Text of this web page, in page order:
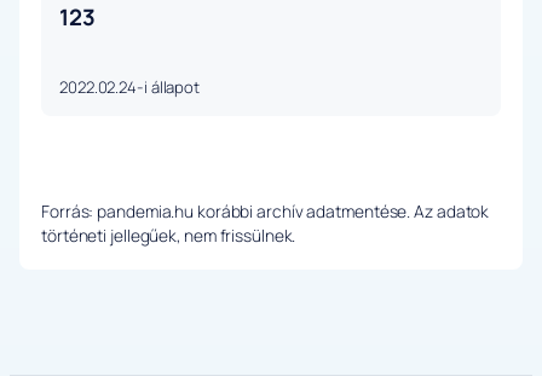
123
2022.02.24-i állapot
Forrás: pandemia.hu korábbi archív adatmentése. Az adatok
történeti jellegűek, nem frissülnek.